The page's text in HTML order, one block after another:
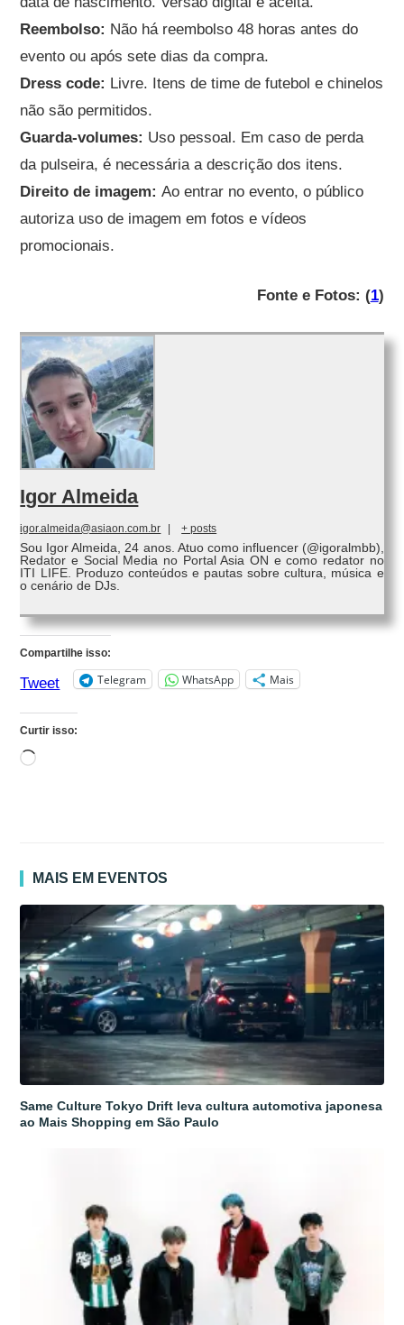
Reembolso: Não há reembolso 48 horas antes do
evento ou após sete dias da compra.
Dress code: Livre. Itens de time de futebol e chinelos
não são permitidos.
Guarda-volumes: Uso pessoal. Em caso de perda
da pulseira, é necessária a descrição dos itens.
Direito de imagem: Ao entrar no evento, o público
autoriza uso de imagem em fotos e vídeos
promocionais.
Fonte e Fotos: (1)
Igor Almeida
igor.almeida@asiaon.com.br + posts
Sou Igor Almeida, 24 anos. Atuo como influencer (@igoralmbb),
Redator e Social Media no Portal Asia ON e como redator no
ITI LIFE. Produzo conteúdos e pautas sobre cultura, música e
o cenário de DJs.
Compartilhe isso:
Tweet Telegram WhatsApp Mais
Curtir isso:
Carregando...
MAIS EM EVENTOS
Same Culture Tokyo Drift leva cultura automotiva japonesa
ao Mais Shopping em São Paulo